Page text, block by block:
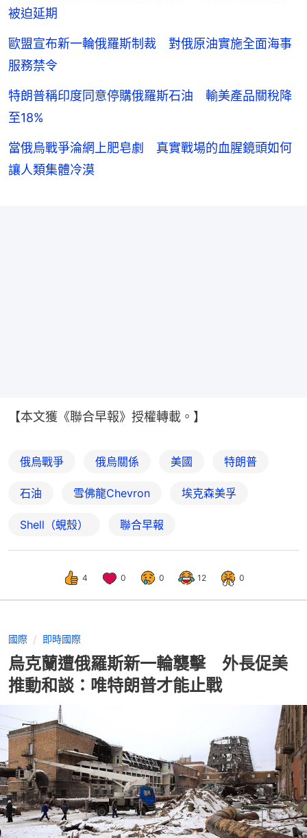
被迫延期
歐盟宣布新一輪俄羅斯制裁 對俄原油實施全面海事
服務禁令
特朗普稱印度同意停購俄羅斯石油 輸美產品關稅降
至18%
當俄烏戰爭淪網上肥皂劇 真實戰場的血腥鏡頭如何
讓人類集體冷漠
【本文獲《聯合早報》授權轉載。】
俄烏戰爭 俄烏關係 美國 特朗普
石油 雪佛龍Chevron 埃克森美孚
Shell（蜆殼） 聯合早報
4 0 0 12 0
國際 即時國際
烏克蘭遭俄羅斯新一輪襲擊 外長促美
推動和談：唯特朗普才能止戰